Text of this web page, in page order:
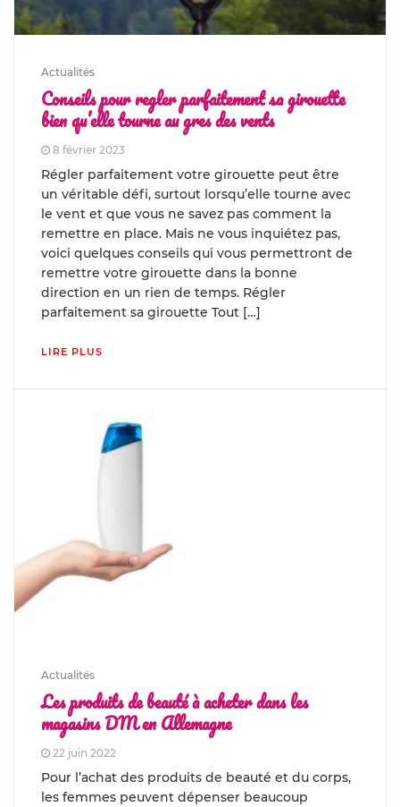
Actualités
Conseils pour regler parfaitement sa girouette
bien qu’elle tourne au gres des vents
8 février 2023
Régler parfaitement votre girouette peut être
un véritable défi, surtout lorsqu’elle tourne avec
le vent et que vous ne savez pas comment la
remettre en place. Mais ne vous inquiétez pas,
voici quelques conseils qui vous permettront de
remettre votre girouette dans la bonne
direction en un rien de temps. Régler
parfaitement sa girouette Tout […]
LIRE PLUS
Actualités
Les produits de beauté à acheter dans les
magasins DM en Allemagne
22 juin 2022
Pour l’achat des produits de beauté et du corps,
les femmes peuvent dépenser beaucoup